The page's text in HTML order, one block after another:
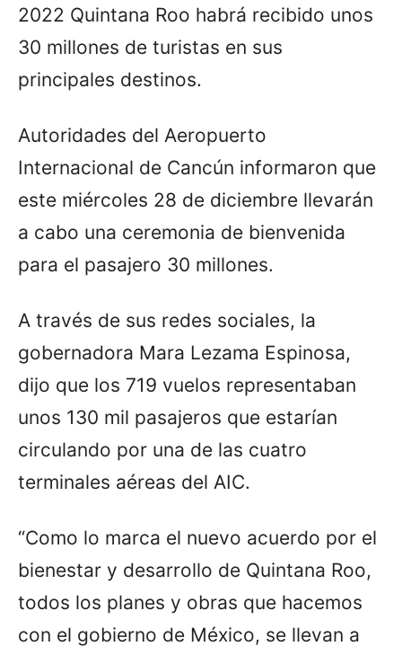
2022 Quintana Roo habrá recibido unos
30 millones de turistas en sus
principales destinos.
Autoridades del Aeropuerto
Internacional de Cancún informaron que
este miércoles 28 de diciembre llevarán
a cabo una ceremonia de bienvenida
para el pasajero 30 millones.
A través de sus redes sociales, la
gobernadora Mara Lezama Espinosa,
dijo que los 719 vuelos representaban
unos 130 mil pasajeros que estarían
circulando por una de las cuatro
terminales aéreas del AIC.
“Como lo marca el nuevo acuerdo por el
bienestar y desarrollo de Quintana Roo,
todos los planes y obras que hacemos
con el gobierno de México, se llevan a